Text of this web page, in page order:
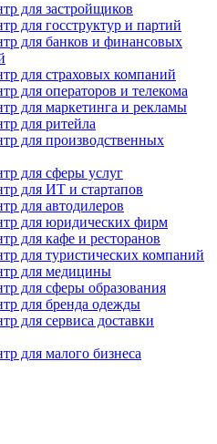
для застройщиков
для госструктур и партий
для банков и финансовых
для страховых компаний
для операторов и телекома
для маркетинга и рекламы
для ритейла
для производственных
для сферы услуг
для ИТ и стартапов
для автодилеров
для юридических фирм
для кафе и ресторанов
для туристических компаний
для медицины
для сферы образования
для бренда одежды
для сервиса доставки
для малого бизнеса